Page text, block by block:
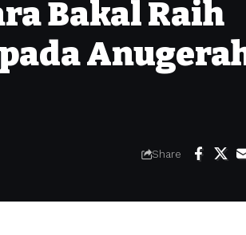
Bakal Raih
Share